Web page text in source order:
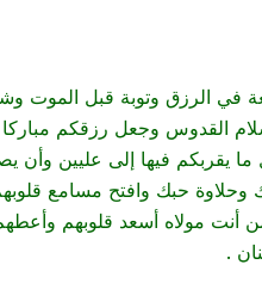
في الرزق وتوبة قبل الموت
القدوس وجعل رزقكم
يقربكم فيها إلى عليين وأن
وحلاوة حبك وافتح مسامع
أنت مولاه أسعد قلوبهم
.